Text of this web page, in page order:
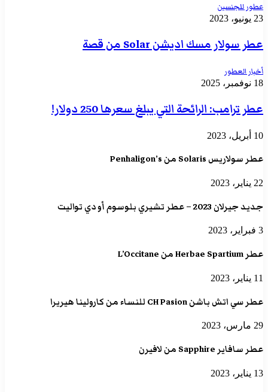
عطور للجنسين
23 يونيو، 2023
عطر سولار مسك اديشن Solar من قصة
أخبار العطور
18 نوفمبر، 2025
عطر ترامب: الرائحة التي يبلغ سعرها 250 دولار!
10 أبريل، 2023
عطر سولاريس Solaris من Penhaligon’s
22 يناير، 2023
جديد جيرلان 2023 – عطر تشيري بلوسوم أو دي تواليت
3 فبراير، 2023
عطر Herbae Spartium من L’Occitane
11 يناير، 2023
عطر سي اتش باشن CH Pasion للنساء من كارولينا هيريرا
29 مارس، 2023
عطر سافاير Sapphire من لافيرن
13 يناير، 2023